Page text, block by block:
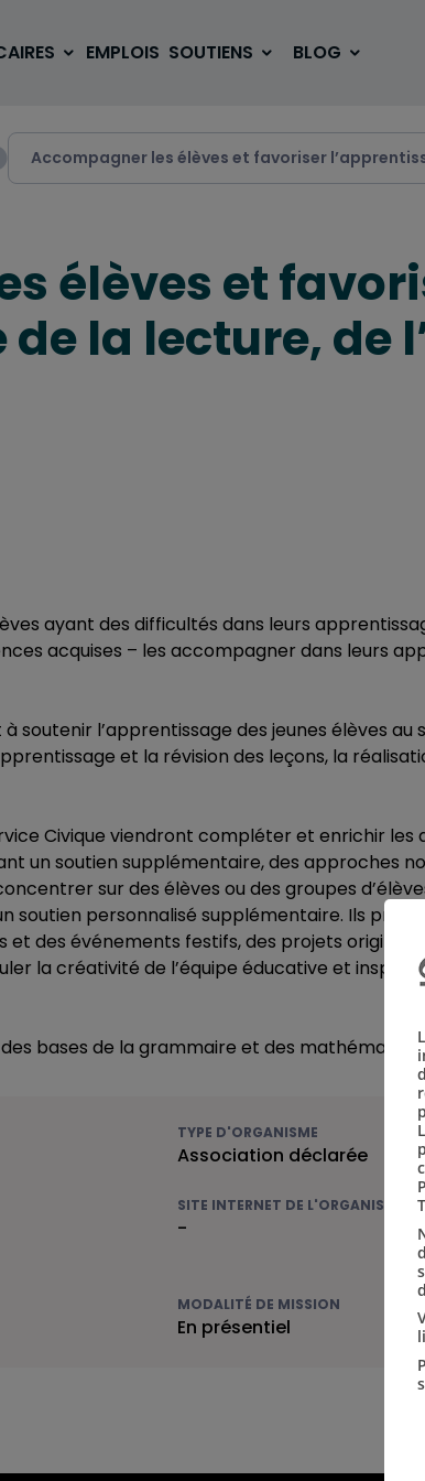
EMPLOIS SOUTIENS BLOG
VOYAGER
Accompagner les élèves et favoriser
élèves et
la lecture, de
ayant des difficultés dans leurs
acquises – les accompagner dans leurs
soutenir l’apprentissage des jeunes élèves
et la révision des leçons, la
Civique viendront compléter et enrichir les
un soutien supplémentaire, des approches
sur des élèves ou des groupes
soutien personnalisé supplémentaire. Ils
des événements festifs, des projets originaux
la créativité de l’équipe éducative et inspirer
bases de la grammaire et des
TYPE D'ORGANISME
Association déclarée
SITE INTERNET DE L'ORGANISME
-
MODALITÉ DE MISSION
En présentiel